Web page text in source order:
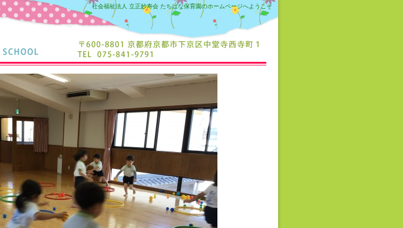
社会福祉法人 立正妙寿会 たちばな保育園のホームページへようこそ